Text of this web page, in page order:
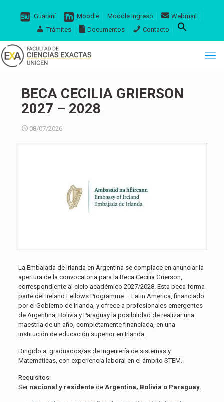
Guaraní Moodle Moodle Ingreso
Webmail
Trámites
Documentos Contacto
BECA CECILIA GRIERSON
2027 – 2028
08/07/2026
La Embajada de Irlanda en Argentina se complace en anunciar la
apertura de la convocatoria para la Beca Cecilia Grierson,
correspondiente al ciclo académico 2027/2028. Esta beca forma
parte del Ireland Fellows Programme – Latin America, financiado
por el Gobierno de Irlanda, y ofrece a profesionales emergentes
de Argentina, Bolivia y Paraguay la posibilidad de realizar una
maestría de un año, completamente financiada, en una
institución de educación superior en Irlanda.
Dirigido a:graduados/as de Ingeniería de sistemas y
Matemáticas, con experiencia laboral en el ámbito STEM.
Requisitos:
Ser nacional y residente de Argentina, Bolivia o Paraguay.